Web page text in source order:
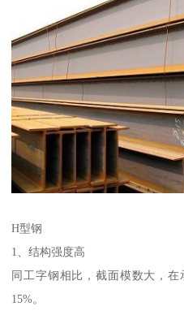
H型钢
1、结构强度高
同工字钢相比，截面模数大，
15%。